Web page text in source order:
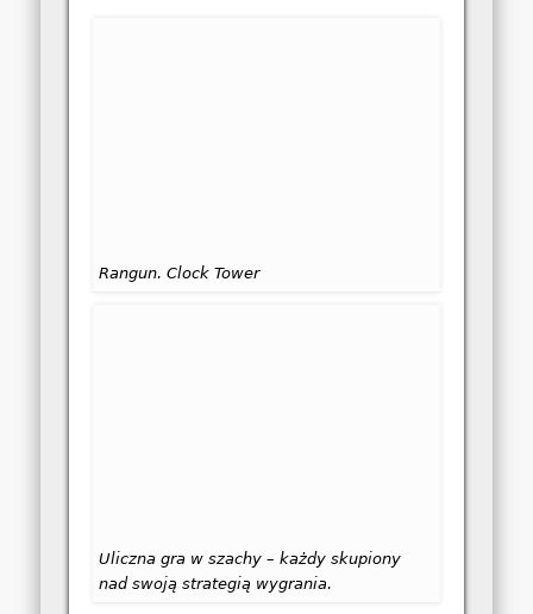
Rangun. Clock Tower
Uliczna gra w szachy – każdy skupiony
nad swoją strategią wygrania.